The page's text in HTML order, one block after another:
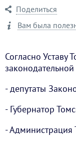
Поделиться
Вам была
Согласно Уставу
- депутаты
- Губернатор
- Администрация